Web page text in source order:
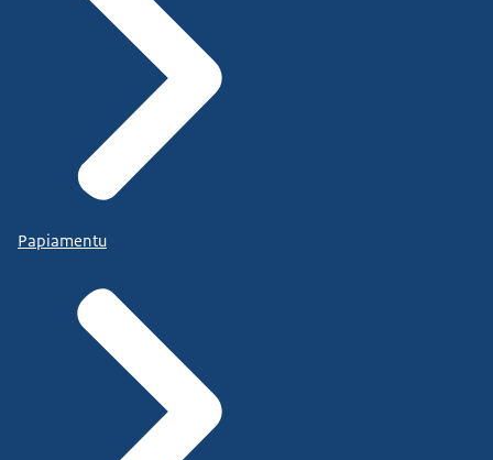
Papiamentu